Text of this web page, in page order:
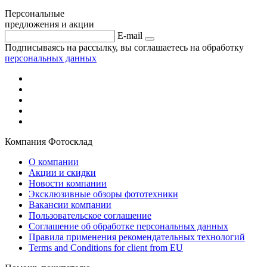
Персональные
предложения и акции
E-mail
Подписываясь на рассылку, вы соглашаетесь на обработку
персональных данных
Компания Фотосклад
О компании
Акции и скидки
Новости компании
Эксклюзивные обзоры фототехники
Вакансии компании
Пользовательское соглашение
Соглашение об обработке персональных данных
Правила применения рекомендательных технологий
Terms and Conditions for client from EU